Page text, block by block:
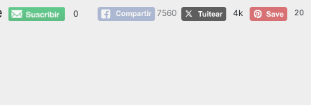
0 7560 4k 20